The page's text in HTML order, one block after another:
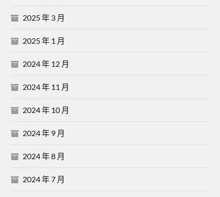
2025 年 3 月
2025 年 1 月
2024 年 12 月
2024 年 11 月
2024 年 10 月
2024 年 9 月
2024 年 8 月
2024 年 7 月